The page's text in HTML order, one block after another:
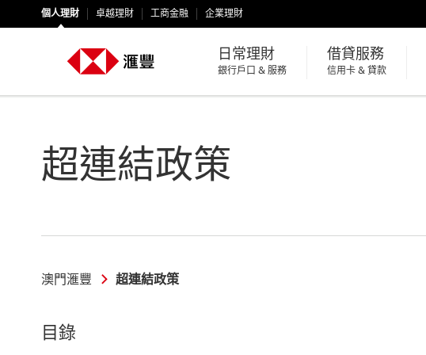
個人理財 卓越理財 工商金融 企業理財
日常理財
銀行戶口 & 服務
借貸服務
信用卡 & 貸款
超連結政策
澳門滙豐 超連結政策
目錄